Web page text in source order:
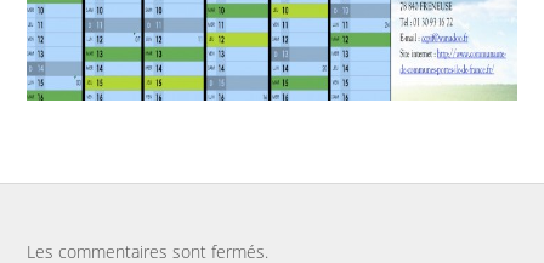
Associations
Les commentaires sont fermés.